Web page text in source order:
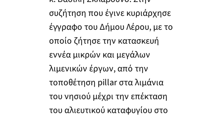
συζήτηση που έγινε κυριάρχησε
έγγραφο του Δήμου Λέρου, με το
οποίο ζήτησε την κατασκευή
εννέα μικρών και μεγάλων
λιμενικών έργων, από την
τοποθέτηση pillar στα λιμάνια
του νησιού μέχρι την επέκταση
του αλιευτικού καταφυγίου στο